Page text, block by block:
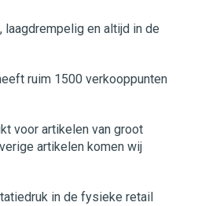
laagdrempelig en altijd in de
ruim 1500 verkooppunten
voor artikelen van groot
artikelen komen wij
in de fysieke retail